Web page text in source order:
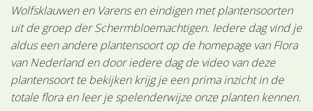
Wolfsklauwen en Varens en eindigen met plantensoorten
uit de groep der Schermbloemachtigen. Iedere dag vind je
aldus een andere plantensoort op de homepage van Flora
van Nederland en door iedere dag de video van deze
plantensoort te bekijken krijg je een prima inzicht in de
totale flora en leer je spelenderwijze onze planten kennen.